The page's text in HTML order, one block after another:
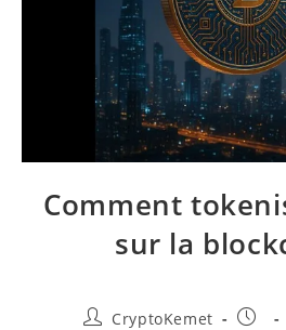
Comment
sur la
Auteur/autrice
CryptoKemet